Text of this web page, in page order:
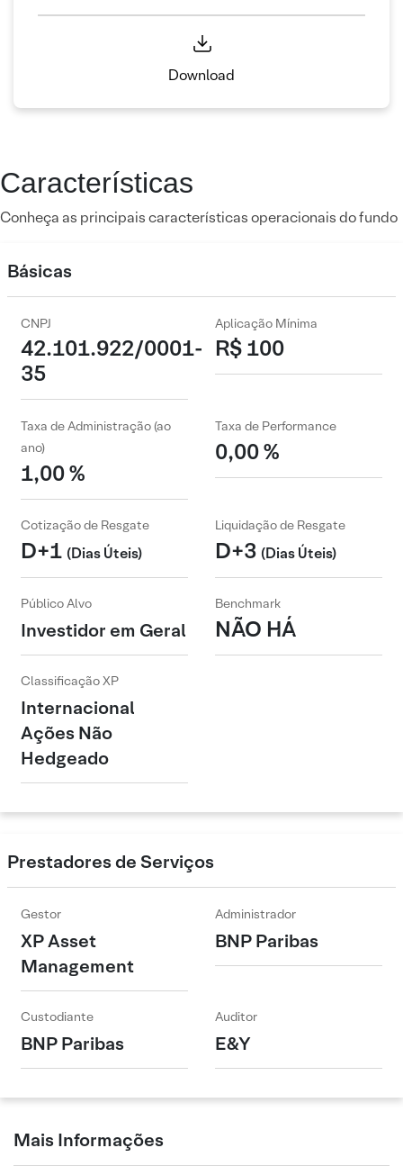
Download
Características
Conheça as principais características operacionais do fundo
Básicas
CNPJ
42.101.922/0001-
35
Aplicação Mínima
R$ 100
Taxa de Administração (ao
ano)
1,00 %
Taxa de Performance
0,00 %
Cotização de Resgate
D+1 (Dias Úteis)
Liquidação de Resgate
D+3 (Dias Úteis)
Público Alvo
Investidor em Geral
Benchmark
NÃO HÁ
Classificação XP
Internacional
Ações Não
Hedgeado
Prestadores de Serviços
Gestor
XP Asset
Management
Administrador
BNP Paribas
Custodiante
BNP Paribas
Auditor
E&Y
Mais Informações